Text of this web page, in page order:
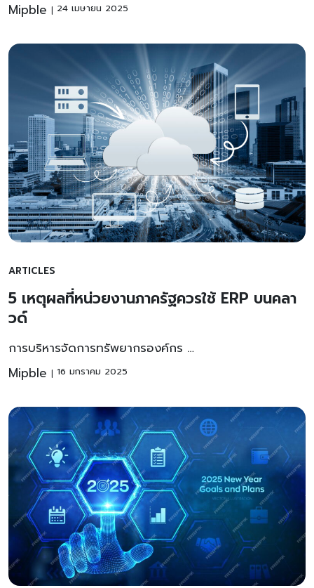
Mipble
24 เมษายน 2025
ARTICLES
5 เหตุผลที่หน่วยงานภาครัฐควรใช้ ERP บนคลา
วด์
การบริหารจัดการทรัพยากรองค์กร …
Mipble
16 มกราคม 2025